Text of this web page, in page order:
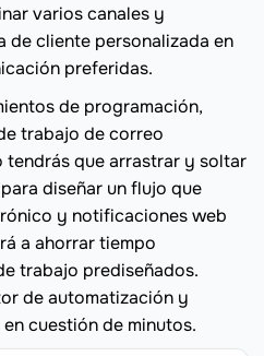
varios canales y
de cliente personalizada en
preferidas.
de programación,
trabajo de correo
que arrastrar y soltar
diseñar un flujo que
y notificaciones web
a ahorrar tiempo
trabajo prediseñados.
de automatización y
cuestión de minutos.